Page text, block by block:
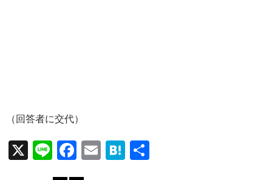
（回答者に交代）
X
Li
F
E
H